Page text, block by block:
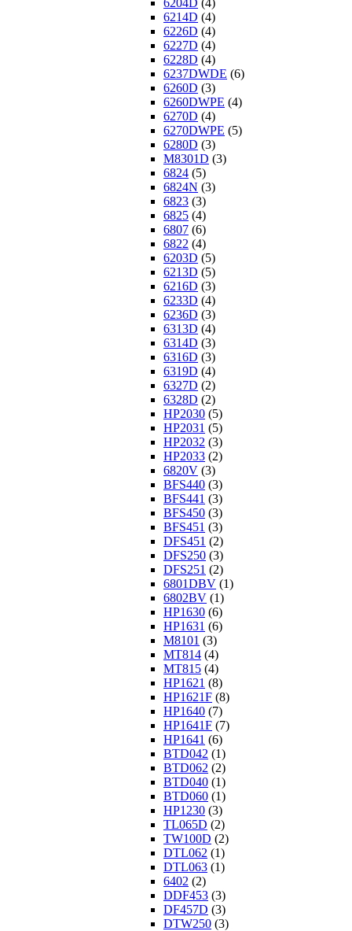
6204D (4)
6214D (4)
6226D (4)
6227D (4)
6228D (4)
6237DWDE (6)
6260D (3)
6260DWPE (4)
6270D (4)
6270DWPE (5)
6280D (3)
M8301D (3)
6824 (5)
6824N (3)
6823 (3)
6825 (4)
6807 (6)
6822 (4)
6203D (5)
6213D (5)
6216D (3)
6233D (4)
6236D (3)
6313D (4)
6314D (3)
6316D (3)
6319D (4)
6327D (2)
6328D (2)
HP2030 (5)
HP2031 (5)
HP2032 (3)
HP2033 (2)
6820V (3)
BFS440 (3)
BFS441 (3)
BFS450 (3)
BFS451 (3)
DFS451 (2)
DFS250 (3)
DFS251 (2)
6801DBV (1)
6802BV (1)
HP1630 (6)
HP1631 (6)
M8101 (3)
MT814 (4)
MT815 (4)
HP1621 (8)
HP1621F (8)
HP1640 (7)
HP1641F (7)
HP1641 (6)
BTD042 (1)
BTD062 (2)
BTD040 (1)
BTD060 (1)
HP1230 (3)
TL065D (2)
TW100D (2)
DTL062 (1)
DTL063 (1)
6402 (2)
DDF453 (3)
DF457D (3)
DTW250 (3)